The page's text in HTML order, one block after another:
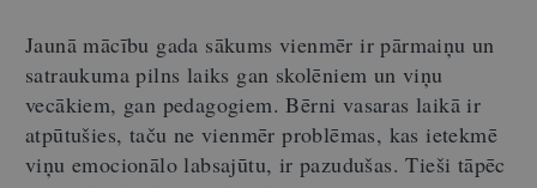
Jaunā mācību gada sākums vienmēr ir pārmaiņu un
satraukuma pilns laiks gan skolēniem un viņu
vecākiem, gan pedagogiem. Bērni vasaras laikā ir
atpūtušies, taču ne vienmēr problēmas, kas ietekmē
viņu emocionālo labsajūtu, ir pazudušas. Tieši tāpēc